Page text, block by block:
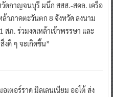
ดกาญจนบุรี ผนึก สสส.-สคล. เครือ
ล้าภาคตะวันตก 8 จังหวัด ลงนาม
สภ. ร่วมงดเหล้าเข้าพรรษา และ
ดี ๆ จะเกิดขึ้น”
เตอร์ราด มิลเลนเนียม ออโต้ ส่ง